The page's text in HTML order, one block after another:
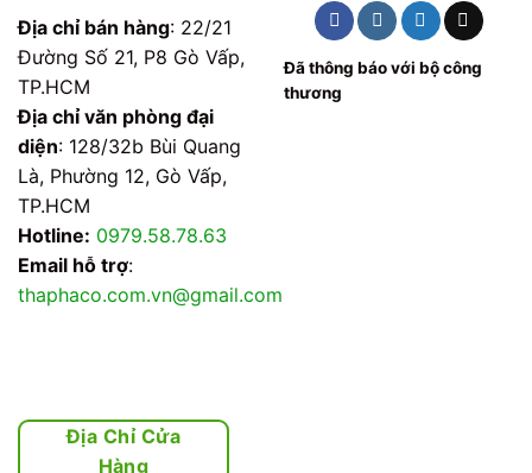
Địa chỉ bán hàng: 22/21
Đường Số 21, P8 Gò Vấp,
TP.HCM
Địa chỉ văn phòng đại
diện: 128/32b Bùi Quang
Là, Phường 12, Gò Vấp,
TP.HCM
Hotline: 0979.58.78.63
Email hỗ trợ:
thaphaco.com.vn@gmail.com
Đã thông báo với bộ công
thương
Địa Chỉ Cửa
Hàng